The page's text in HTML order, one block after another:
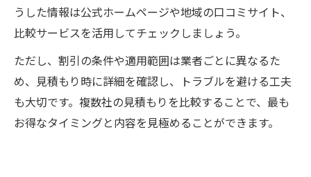
うした情報は公式ホームページや地域の口コミサイト、
比較サービスを活用してチェックしましょう。
ただし、割引の条件や適用範囲は業者ごとに異なるた
め、見積もり時に詳細を確認し、トラブルを避ける工夫
も大切です。複数社の見積もりを比較することで、最も
お得なタイミングと内容を見極めることができます。